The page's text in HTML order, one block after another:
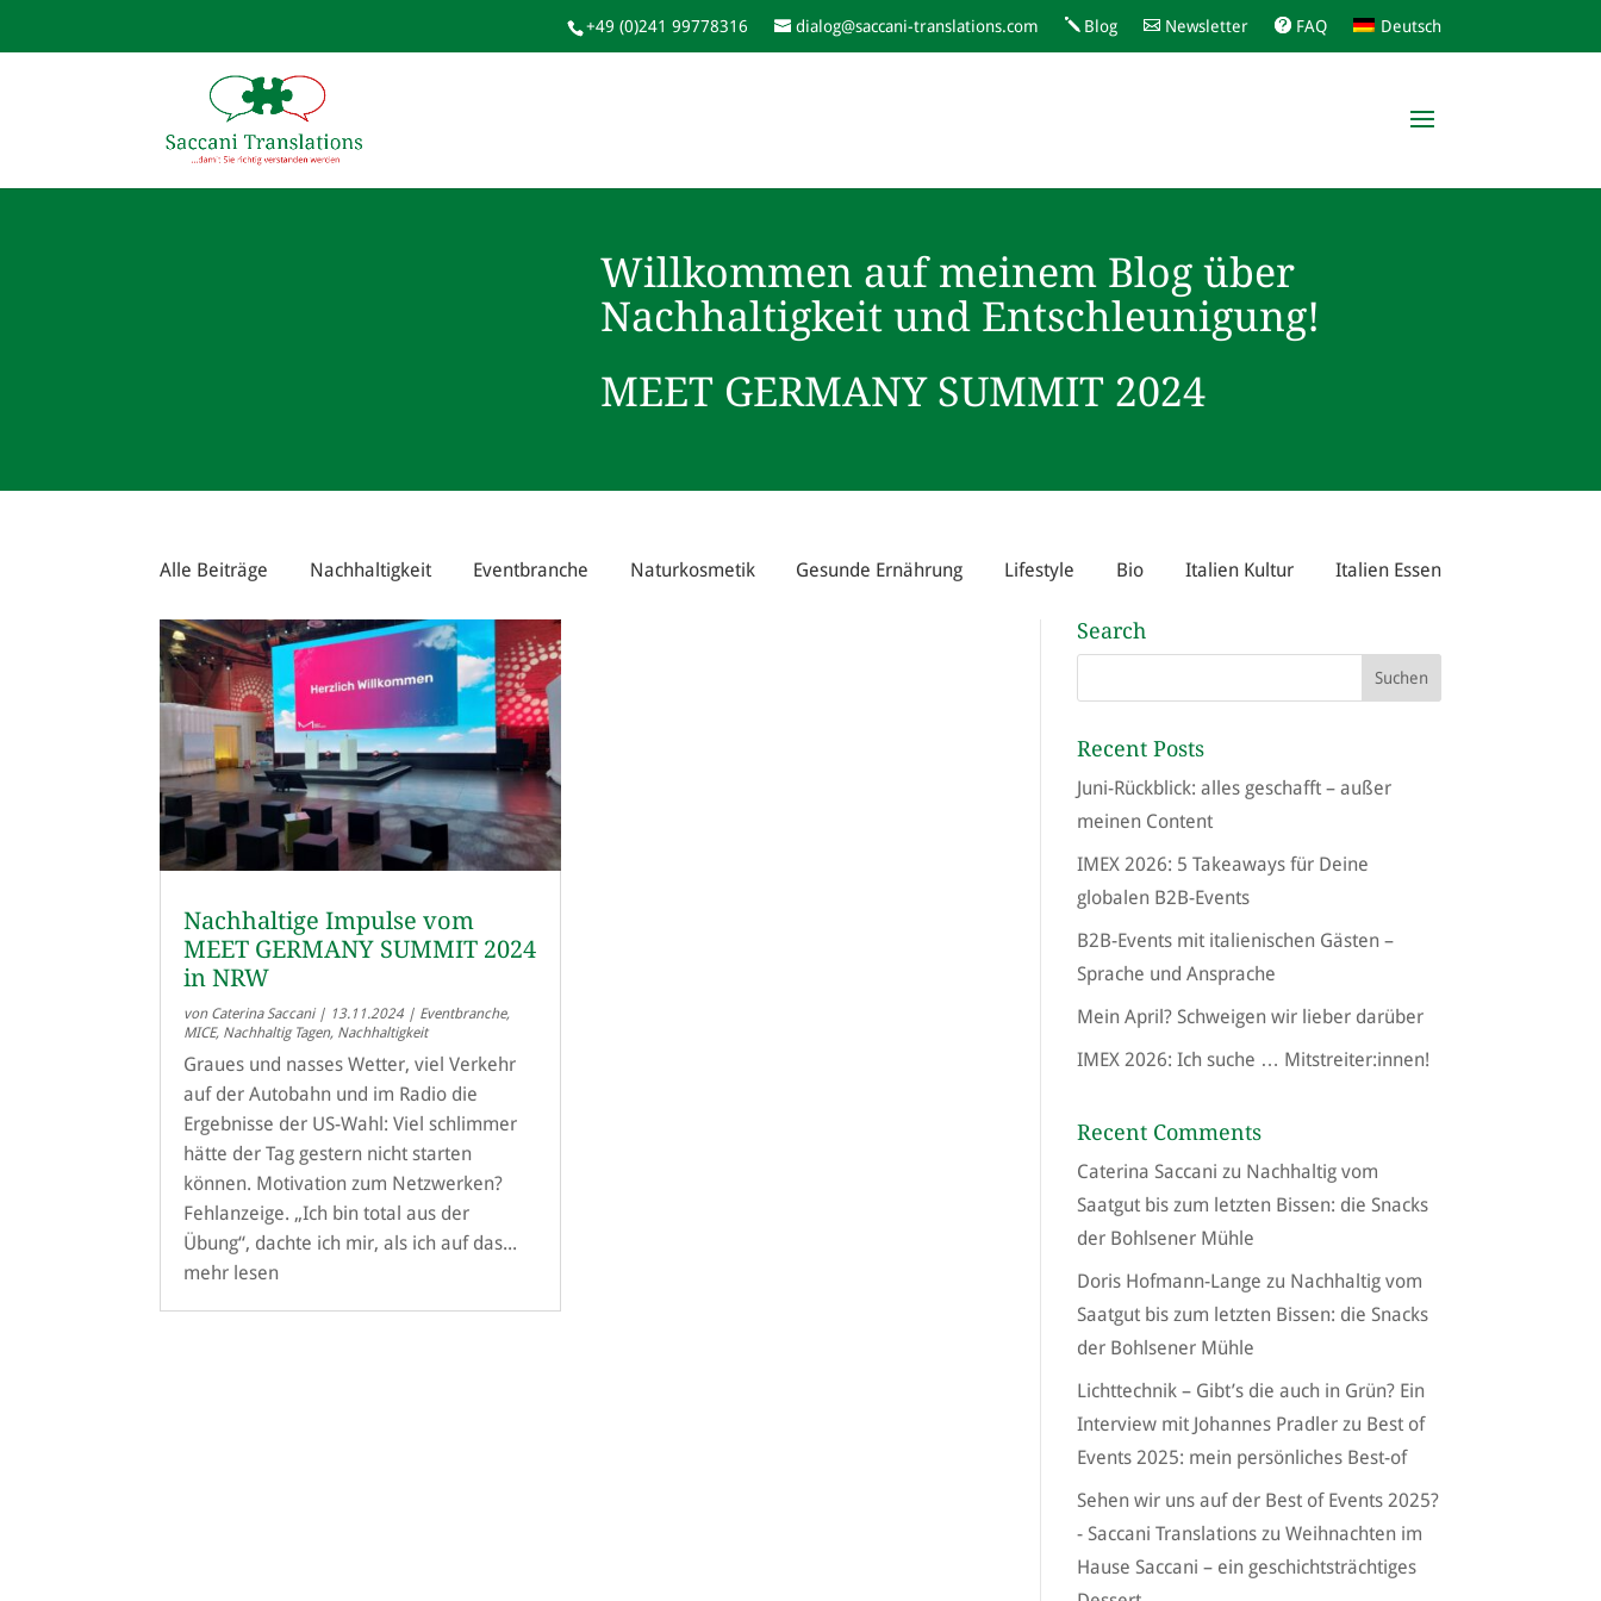
+49 (0)241 99778316 dialog@saccani-translations.com Blog Newsletter FAQ Deutsch
Willkommen auf meinem Blog über
Nachhaltigkeit und Entschleunigung!
MEET GERMANY SUMMIT 2024
Alle Beiträge Nachhaltigkeit Eventbranche Naturkosmetik Gesunde Ernährung Lifestyle Bio Italien Kultur Italien Essen
Nachhaltige Impulse vom
MEET GERMANY SUMMIT 2024
in NRW
von Caterina Saccani| 13.11.2024 | Eventbranche,
MICE, Nachhaltig Tagen, Nachhaltigkeit
Graues und nasses Wetter, viel Verkehr
auf der Autobahn und im Radio die
Ergebnisse der US-Wahl: Viel schlimmer
hätte der Tag gestern nicht starten
können. Motivation zum Netzwerken?
Fehlanzeige. „Ich bin total aus der
Übung“, dachte ich mir, als ich auf das...
mehr lesen
Search
Recent Posts
Juni-Rückblick: alles geschafft – außer
meinen Content
IMEX 2026: 5 Takeaways für Deine
globalen B2B-Events
B2B-Events mit italienischen Gästen –
Sprache und Ansprache
Mein April? Schweigen wir lieber darüber
IMEX 2026: Ich suche … Mitstreiter:innen!
Recent Comments
Caterina Saccani zu Nachhaltig vom
Saatgut bis zum letzten Bissen: die Snacks
der Bohlsener Mühle
Doris Hofmann-Lange zu Nachhaltig vom
Saatgut bis zum letzten Bissen: die Snacks
der Bohlsener Mühle
Lichttechnik – Gibt’s die auch in Grün? Ein
Interview mit Johannes Pradlerzu Best of
Events 2025: mein persönliches Best-of
Sehen wir uns auf der Best of Events 2025?
- Saccani Translationszu Weihnachten im
Hause Saccani – ein geschichtsträchtiges